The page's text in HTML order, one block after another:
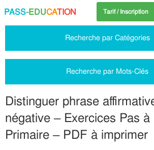
PASS-EDUCATION Tarif / Inscription
Recherche par Catégories
Recherche par Mots-Clés
Distinguer phrase
négative – Exercices Pas
Primaire – PDF à imprimer